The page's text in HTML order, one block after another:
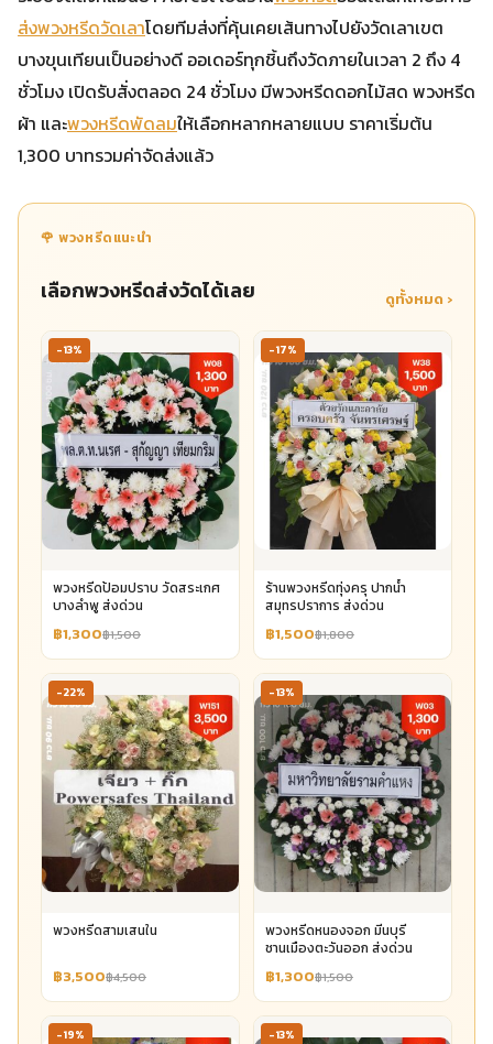
ส่งพวงหรีดวัดเลาโดยทีมส่งที่คุ้นเคยเส้นทางไปยังวัดเลาเขต
บางขุนเทียนเป็นอย่างดี ออเดอร์ทุกชิ้นถึงวัดภายในเวลา 2 ถึง 4
ชั่วโมง เปิดรับสั่งตลอด 24 ชั่วโมง มีพวงหรีดดอกไม้สด พวงหรีด
ผ้า และพวงหรีดพัดลมให้เลือกหลากหลายแบบ ราคาเริ่มต้น
1,300 บาทรวมค่าจัดส่งแล้ว
🌹 พวงหรีดแนะนำ
เลือกพวงหรีดส่งวัดได้เลย ดูทั้งหมด ›
-13%
พวงหรีดป้อมปราบ วัดสระเกศ
บางลำพู ส่งด่วน
฿1,300฿1,500
-17%
ร้านพวงหรีดทุ่งครุ ปากน้ำ
สมุทรปราการ ส่งด่วน
฿1,500฿1,800
-22%
พวงหรีดสามเสนใน
฿3,500฿4,500
-13%
พวงหรีดหนองจอก มีนบุรี
ชานเมืองตะวันออก ส่งด่วน
฿1,300฿1,500
-19% -13%